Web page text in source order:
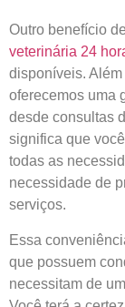
Outro benefício
veterinária 24
disponíveis.
oferecemos uma
desde consultas
significa que
todas as
necessidade de
serviços.
Essa
que possuem
necessitam de